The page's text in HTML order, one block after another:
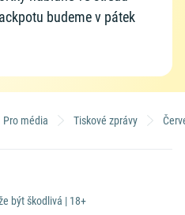
budeme v pátek
Pro média Tiskové zprávy
být škodlivá | 18+